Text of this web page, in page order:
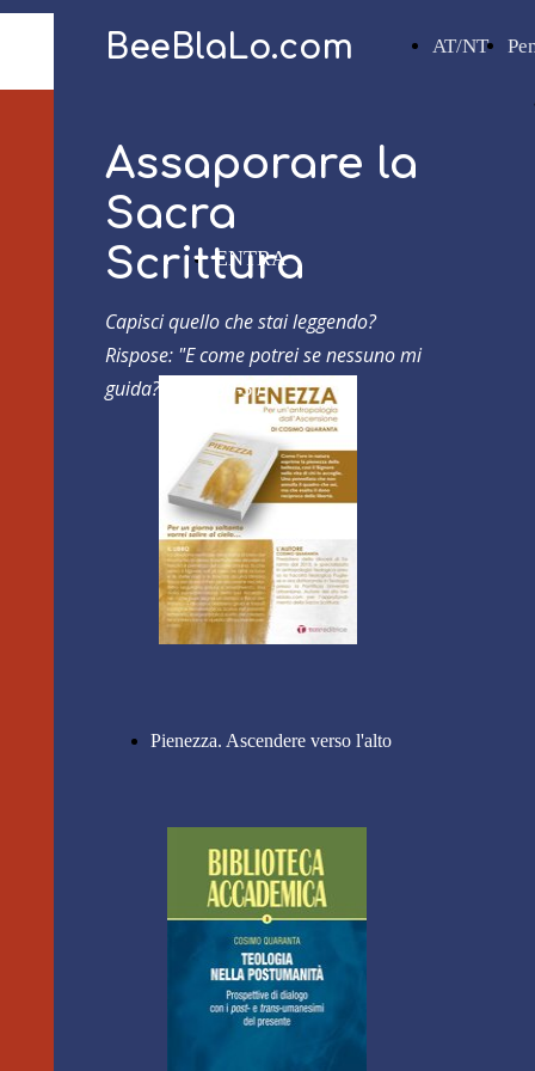
AT/NT
BeeBlaLo.com
Assaporare la
Sacra
Scrittura
Capisci quello che stai leggendo?
Rispose: "E come potrei se nessuno mi
guida?"
Atti 8,30-31
ENTRA
Pienezza. Ascendere verso l'alto